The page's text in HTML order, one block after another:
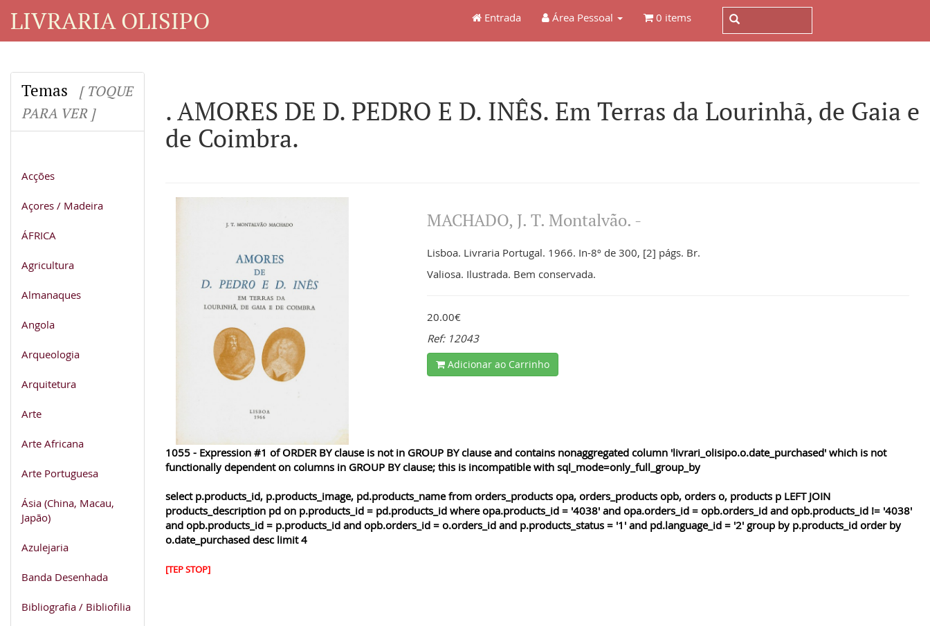
LIVRARIA OLISIPO Entrada Área Pessoal 0 items
Temas
[ TOQUE
PARA VER ]
Acções
Açores / Madeira
ÁFRICA
Agricultura
Almanaques
Angola
Arqueologia
Arquitetura
Arte
Arte Africana
Arte Portuguesa
Ásia (China, Macau,
Japão)
Azulejaria
Banda Desenhada
Bibliografia / Bibliofilia
. AMORES DE D. PEDRO E D. INÊS. Em Terras da Lourinhã, de Gaia e
de Coimbra.
MACHADO, J. T. Montalvão. -
Lisboa. Livraria Portugal. 1966. In-8º de 300, [2] págs. Br.
Valiosa. Ilustrada. Bem conservada.
20.00€
Ref: 12043
Adicionar ao Carrinho
1055 - Expression #1 of ORDER BY clause is not in GROUP BY clause and contains nonaggregated column 'livrari_olisipo.o.date_purchased' which is not
functionally dependent on columns in GROUP BY clause; this is incompatible with sql_mode=only_full_group_by
select p.products_id, p.products_image, pd.products_name from orders_products opa, orders_products opb, orders o, products p LEFT JOIN
products_description pd on p.products_id = pd.products_id where opa.products_id = '4038' and opa.orders_id = opb.orders_id and opb.products_id != '4038'
and opb.products_id = p.products_id and opb.orders_id = o.orders_id and p.products_status = '1' and pd.language_id = '2' group by p.products_id order by
o.date_purchased desc limit 4
[TEP STOP]